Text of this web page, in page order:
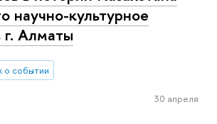
научно-культурное
г. Алматы
о событии
30 апреля